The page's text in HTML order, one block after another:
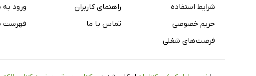
شرایط استفاده
حریم خصوصی
فرصت‌های شغلی
راهنمای کاربران
تماس با ما
ورود به
فهرست